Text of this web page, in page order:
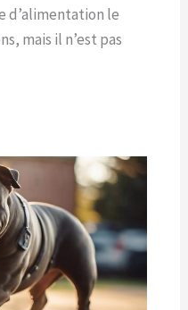
d’alimentation le
mais il n’est pas